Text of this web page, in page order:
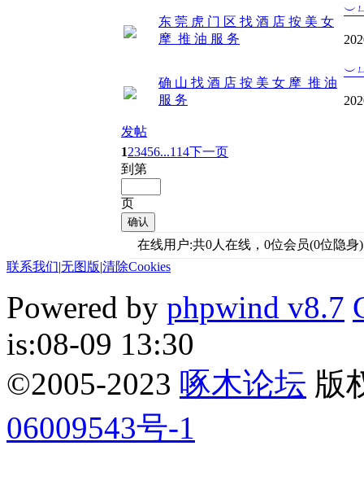
东 莞 虎 门 区 找 酒 店 按 美 女
摩 推 油 服 务
︶
确 山 找 酒 店 按 美 女 摩 推 油
服 务
︶
发帖
123456...114下一页
到第
页
确认
在线用户:共0人在线，0位会员(0位隐身)
联系我们|无图版|清除Cookies
Powered by phpwind v8.7
is:08-09 13:30
©2005-2023 啄木论坛 版
06009543号-1